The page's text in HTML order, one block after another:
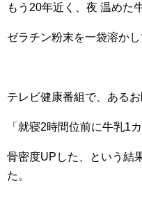
もう20年近く、夜 温めた
ゼラチン粉末を一袋溶か
テレビ健康番組で、あるお
「就寝2時間位前に牛乳1
骨密度UPした、という結
た。